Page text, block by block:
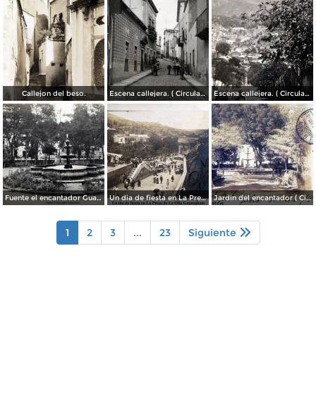
Callejon del beso. Escena callejera. ( Circulada el 13 de Mayo de 1941 ). Escena callejera. ( Circulada el 14 de Diciembre de 1930 ).
Fuente el encantador Guanajuato. Un dia de fiesta en La Presa de La Olla Guanajuato ( Circulada el 9 de Agosto de 1905 ). Jardin del encantador ( Circulada el 30 de Julio de 1905 ).
1 2 3 ... 23 Siguiente